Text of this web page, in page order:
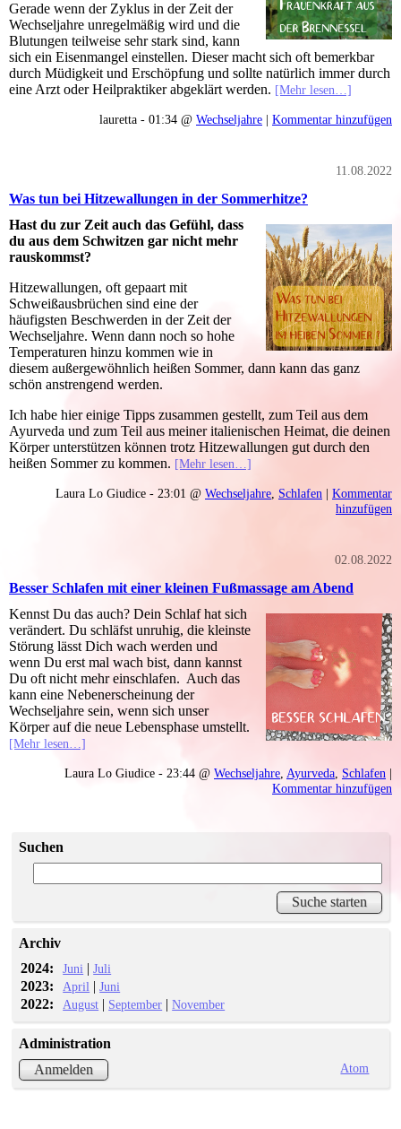
Gerade wenn der Zyklus in der Zeit der
Wechseljahre unregelmäßig wird und die
Blutungen teilweise sehr stark sind, kann
sich ein Eisenmangel einstellen. Dieser macht sich oft bemerkbar
durch Müdigkeit und Erschöpfung und sollte natürlich immer durch
eine Arzt oder Heilpraktiker abgeklärt werden. [Mehr lesen…]
lauretta - 01:34 @ Wechseljahre | Kommentar hinzufügen
11.08.2022
Was tun bei Hitzewallungen in der Sommerhitze?
Hast du zur Zeit auch das Gefühl, dass
du aus dem Schwitzen gar nicht mehr
rauskommst?
Hitzewallungen, oft gepaart mit
Schweißausbrüchen sind eine der
häufigsten Beschwerden in der Zeit der
Wechseljahre. Wenn dann noch so hohe
Temperaturen hinzu kommen wie in
diesem außergewöhnlich heißen Sommer, dann kann das ganz
schön anstrengend werden.
Ich habe hier einige Tipps zusammen gestellt, zum Teil aus dem
Ayurveda und zum Teil aus meiner italienischen Heimat, die deinen
Körper unterstützen können trotz Hitzewallungen gut durch den
heißen Sommer zu kommen. [Mehr lesen…]
Laura Lo Giudice - 23:01 @ Wechseljahre, Schlafen | Kommentar
hinzufügen
02.08.2022
Besser Schlafen mit einer kleinen Fußmassage am Abend
Kennst Du das auch? Dein Schlaf hat sich
verändert. Du schläfst unruhig, die kleinste
Störung lässt Dich wach werden und
wenn Du erst mal wach bist, dann kannst
Du oft nicht mehr einschlafen. Auch das
kann eine Nebenerscheinung der
Wechseljahre sein, wenn sich unser
Körper auf die neue Lebensphase umstellt.
[Mehr lesen…]
Laura Lo Giudice - 23:44 @ Wechseljahre, Ayurveda, Schlafen |
Kommentar hinzufügen
Suchen
Archiv
2024:
Juni |Juli
2023: April |Juni
2022: August | September |November
Administration
Anmelden
Atom